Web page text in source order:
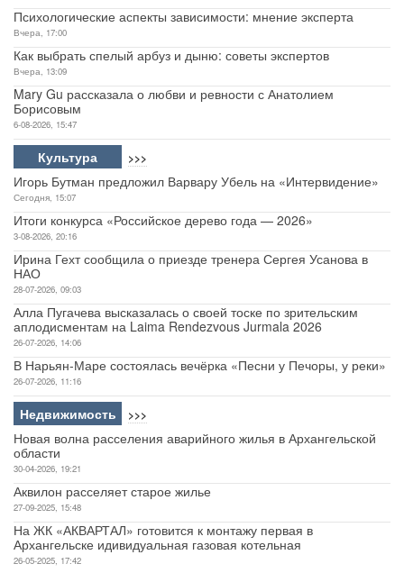
Психологические аспекты зависимости: мнение эксперта
Вчера, 17:00
Как выбрать спелый арбуз и дыню: советы экспертов
Вчера, 13:09
Mary Gu рассказала о любви и ревности с Анатолием
Борисовым
6-08-2026, 15:47
Культура >>>
Игорь Бутман предложил Варвару Убель на «Интервидение»
Сегодня, 15:07
Итоги конкурса «Российское дерево года — 2026»
3-08-2026, 20:16
Ирина Гехт сообщила о приезде тренера Сергея Усанова в
НАО
28-07-2026, 09:03
Алла Пугачева высказалась о своей тоске по зрительским
аплодисментам на Laima Rendezvous Jurmala 2026
26-07-2026, 14:06
В Нарьян-Маре состоялась вечёрка «Песни у Печоры, у реки»
26-07-2026, 11:16
Недвижимость >>>
Новая волна расселения аварийного жилья в Архангельской
области
30-04-2026, 19:21
Аквилон расселяет старое жилье
27-09-2025, 15:48
На ЖК «АКВАРТАЛ» готовится к монтажу первая в
Архангельске идивидуальная газовая котельная
26-05-2025, 17:42